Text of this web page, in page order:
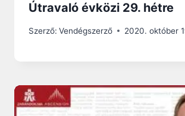
Útravaló évközi 29. hétre
Szerző: Vendégszerző 2020. október